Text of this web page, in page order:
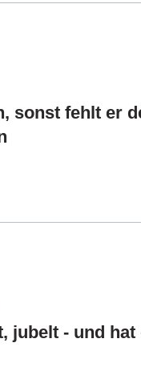
sonst fehlt er
jubelt - und hat